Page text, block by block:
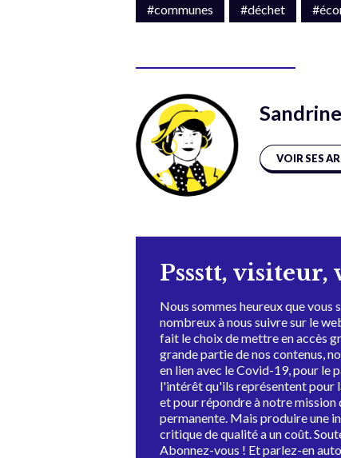
#communes #déchet
VOIR SES
Pssstt, visiteur,
Nous sommes heureux que vous
nombreux à nous suivre sur le
fait le choix de mettre en accès
grande partie de nos contenus,
en lien avec le Covid-19, pour le
l'intérêt qu'ils représentent pour
et pour répondre à notre mission
permanente. Mais produire une
critique de qualité a un coût.
Abonnez-vous ! Et parlez-en